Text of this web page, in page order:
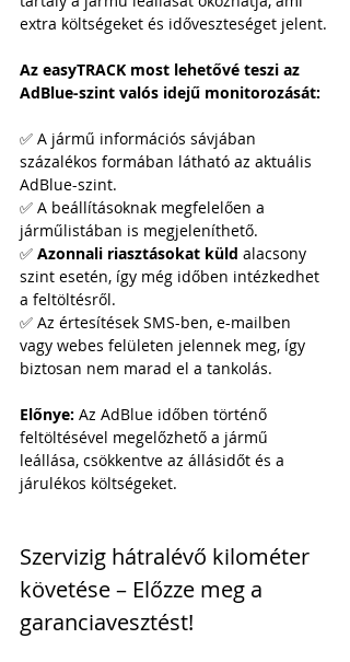
extra költségeket és időveszteséget jelent.
Az easyTRACK most lehetővé teszi az
AdBlue-szint valós idejű monitorozását:
✅ A jármű információs sávjában
százalékos formában látható az aktuális
AdBlue-szint.
✅ A beállításoknak megfelelően a
járműlistában is megjeleníthető.
✅ Azonnali riasztásokat küld alacsony
szint esetén, így még időben intézkedhet
a feltöltésről.
✅ Az értesítések SMS-ben, e-mailben
vagy webes felületen jelennek meg, így
biztosan nem marad el a tankolás.
Előnye: Az AdBlue időben történő
feltöltésével megelőzhető a jármű
leállása, csökkentve az állásidőt és a
járulékos költségeket.
Szervizig hátralévő kilométer
követése – Előzze meg a
garanciavesztést!